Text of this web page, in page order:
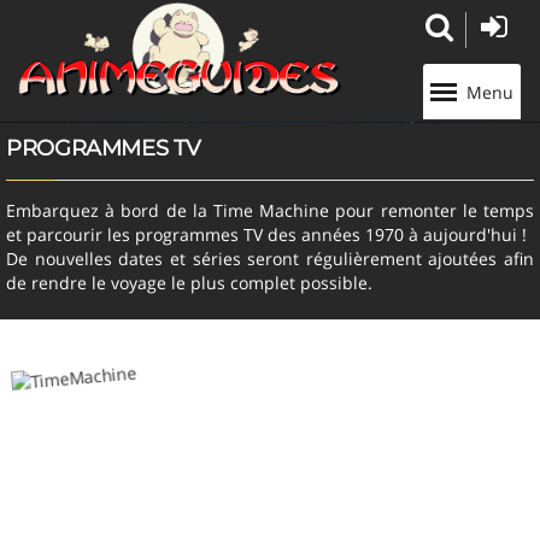
Menu
PROGRAMMES TV
Embarquez à bord de la Time Machine pour remonter le temps
et parcourir les programmes TV des années 1970 à aujourd'hui !
De nouvelles dates et séries seront régulièrement ajoutées afin
de rendre le voyage le plus complet possible.
Panneau de gestion des cookies